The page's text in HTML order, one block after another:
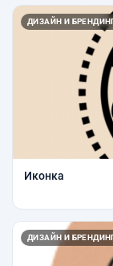
ДИЗАЙН И
Иконка
ДИЗАЙН И